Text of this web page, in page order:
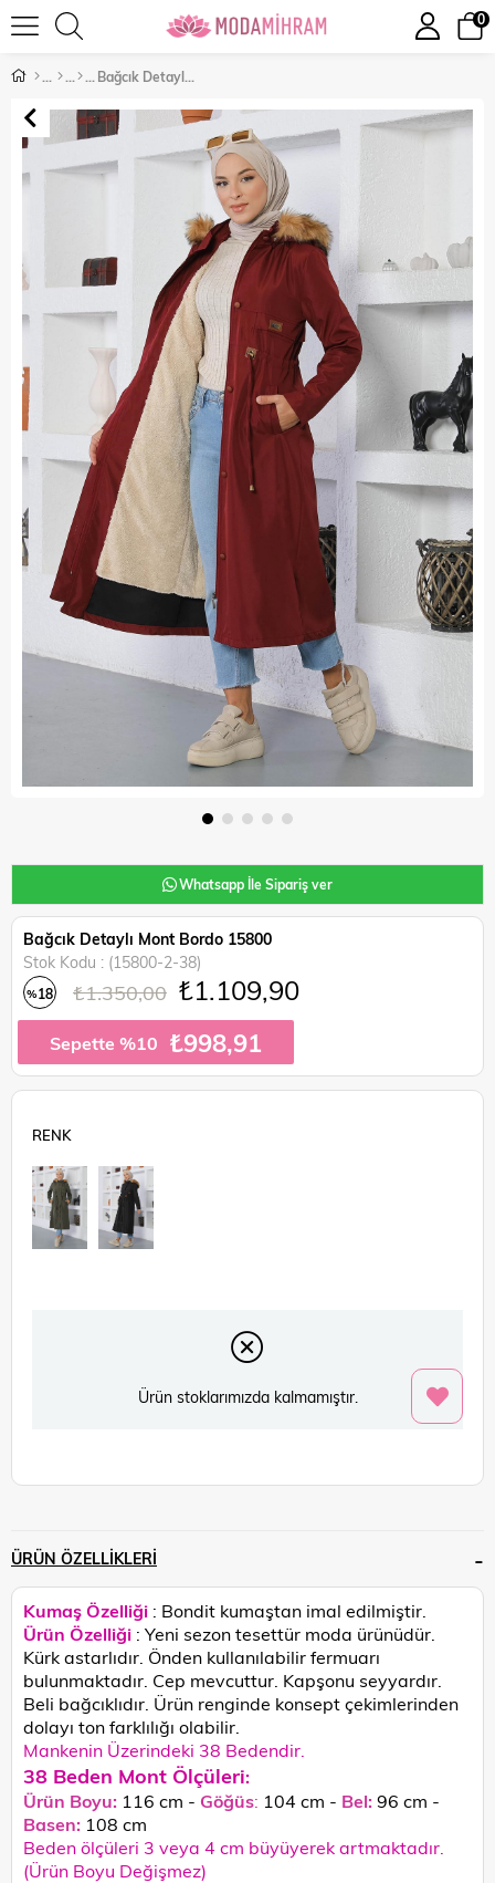
0
Bağcık Detaylı Mont Bordo 15800
Whatsapp İle Sipariş ver
Bağcık Detaylı Mont Bordo 15800
Stok Kodu
(15800-2-38)
%18 ₺1.350,00 ₺1.109,90
Sepette %10 ₺998,91
Ürün stoklarımızda kalmamıştır.
ÜRÜN ÖZELLIKLERI
Kumaş Özelliği : Bondit kumaştan imal edilmiştir.
Ürün Özelliği : Yeni sezon tesettür moda ürünüdür.
Kürk astarlıdır. Önden kullanılabilir fermuarı
bulunmaktadır. Cep mevcuttur. Kapşonu seyyardır.
Beli bağcıklıdır. Ürün renginde konsept çekimlerinden
dolayı ton farklılığı olabilir.
Mankenin Üzerindeki 38 Bedendir.
38 Beden Mont Ölçüleri:
Ürün Boyu: 116 cm - Göğüs: 104 cm - Bel:96 cm -
Basen: 108 cm
Beden ölçüleri 3 veya 4 cm büyüyerek artmaktadır.
(Ürün Boyu Değişmez)